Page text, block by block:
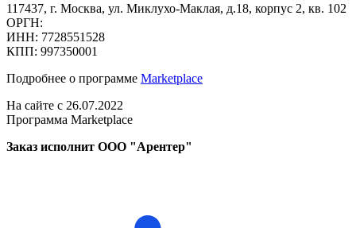
117437, г. Москва, ул. Миклухо-Маклая, д.18, корпус 2, кв. 102
ОРГН:
ИНН: 7728551528
КПП: 997350001
Подробнее о программе Marketplace
На сайте с 26.07.2022
Программа Marketplace
Заказ исполнит ООО "Арентер"